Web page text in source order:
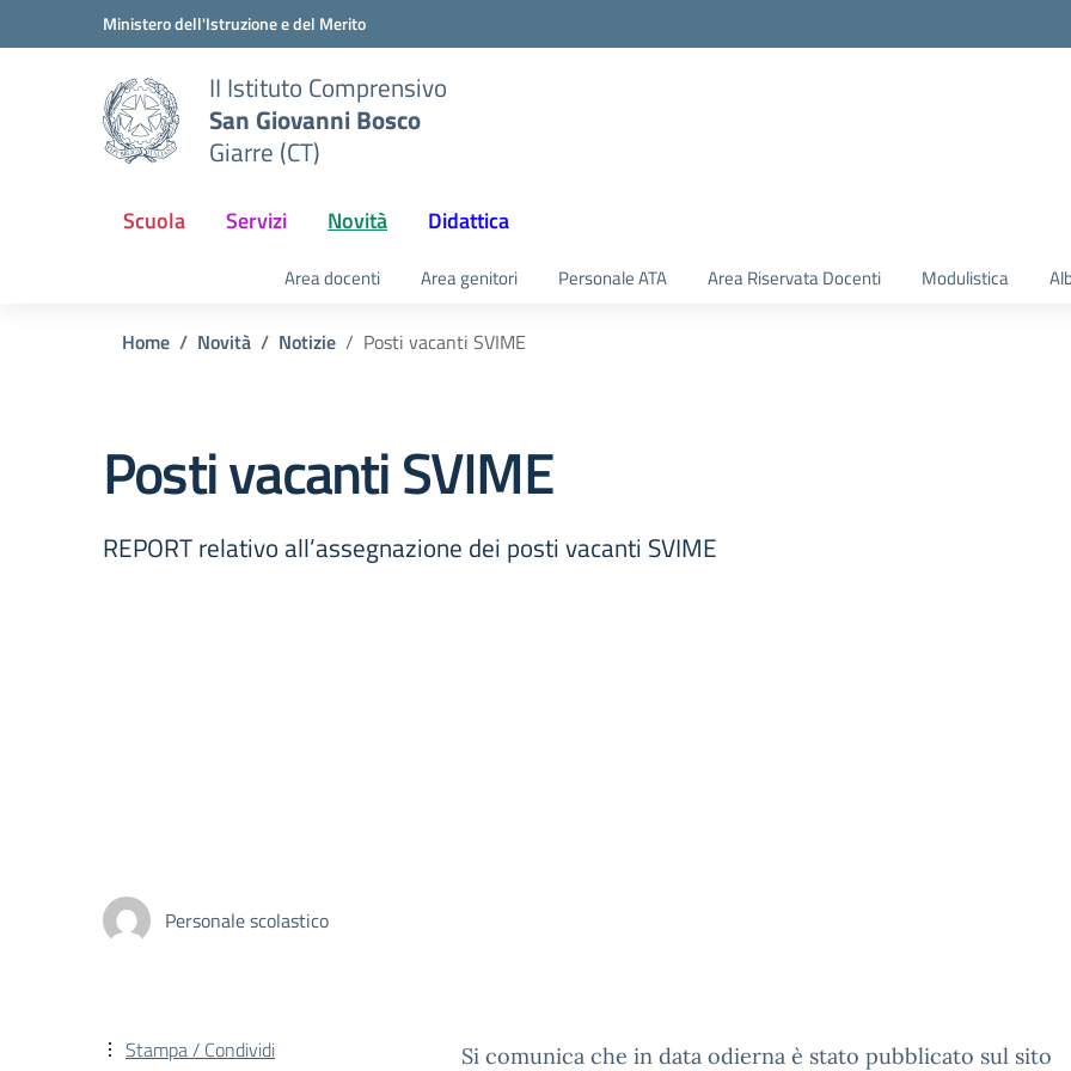
Vai ai contenuti
Vai al menu di navigazioneMinistero dell'Istruzione e del Merito
II Istituto Comprensivo
San Giovanni Bosco
Giarre (CT)
Scuola Servizi Novità Didattica
Area docenti Area genitori Personale ATA Area Riservata Docenti Modulistica
Home Novità Notizie Posti vacanti SVIME
Posti vacanti SVIME
REPORT relativo all’assegnazione dei posti vacanti SVIME
Personale scolastico
Si comunica che in data odierna è stato pubblicato sul sito
Stampa / Condividi